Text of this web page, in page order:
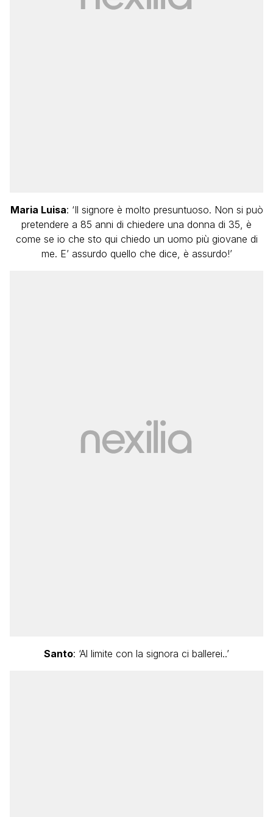
Maria Luisa: ‘Il signore è molto presuntuoso. Non si può
pretendere a 85 anni di chiedere una donna di 35, è
come se io che sto qui chiedo un uomo più giovane di
me. E’ assurdo quello che dice, è assurdo!’
Santo: ‘Al limite con la signora ci ballerei..’